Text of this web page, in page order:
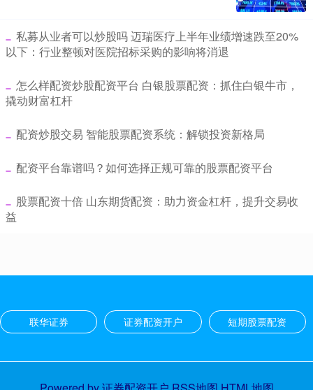
​私募从业者可以炒股吗 迈瑞医疗上半年业绩增速跌至20%
以下：行业整顿对医院招标采购的影响将消退
​怎么样配资炒股配资平台 白银股票配资：抓住白银牛市，
撬动财富杠杆
​配资炒股交易 智能股票配资系统：解锁投资新格局
​配资平台靠谱吗？如何选择正规可靠的股票配资平台
​股票配资十倍 山东期货配资：助力资金杠杆，提升交易收
益
联华证券 证券配资开户 短期股票配资